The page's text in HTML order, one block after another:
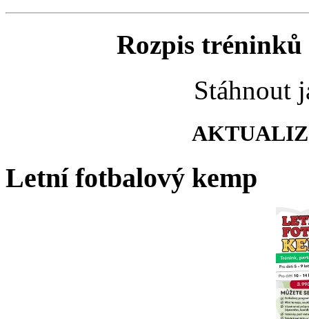
Rozpis tréninků
Stáhnout
Letní fotbalový kemp